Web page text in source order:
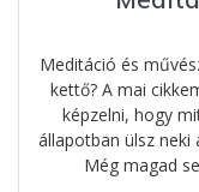
Meditáció és
kettő? A mai
képzelni, hogy
állapotban ülsz neki
Még magad